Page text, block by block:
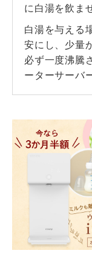
に白湯を飲ま
白湯を与える
安にし、少量
必ず一度沸騰
ーターサーバ